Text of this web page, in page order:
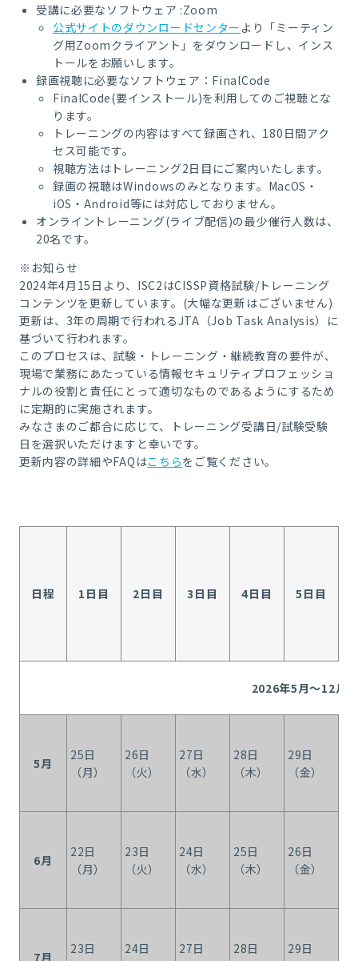
受講に必要なソフトウェア :Zoom
公式サイトのダウンロードセンター より「ミーティン
グ用Zoomクライアント」をダウンロードし、インス
トールをお願いします。
録画視聴に必要なソフトウェア：FinalCode
FinalCode(要インストール)を利用してのご視聴とな
ります。
トレーニングの内容はすべて録画され、180日間アク
セス可能です。
視聴方法はトレーニング2日目にご案内いたします。
録画の視聴はWindowsのみとなります。MacOS・
iOS・Android等には対応しておりません。
オンライントレーニング(ライブ配信)の最少催行人数は、
20名です。
※お知らせ
2024年4月15日より、ISC2はCISSP資格試験/トレーニング
コンテンツを更新しています。(大幅な更新はございません)
更新は、3年の周期で行われるJTA（Job Task Analysis）に
基づいて行われます。
このプロセスは、試験・トレーニング・継続教育の要件が、
現場で業務にあたっている情報セキュリティプロフェッショ
ナルの役割と責任にとって適切なものであるようにするため
に定期的に実施されます。
みなさまのご都合に応じて、トレーニング受講日/試験受験
日を選択いただけますと幸いです。
更新内容の詳細やFAQはこちらをご覧ください。
日程 1日目 2日目 3日目 4日目 5日目
2026年5月～12月
5月
25日
（月）
26日
（火）
27日
（水）
28日
（木）
29日
（金）
6月
22日
（月）
23日
（火）
24日
（水）
25日
（木）
26日
（金）
7月
23日
24日
27日
28日
29日